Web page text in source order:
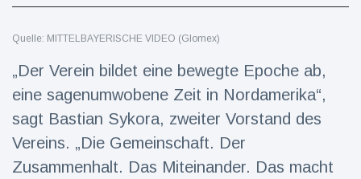
Neueste
Nachrichten
"Das alte
England":
Fans
frustriert
nach WM-
Aus
Aufrufe
Sorge um
Jungstorch
Quelle: MITTELBAYERISCHE VIDEO (Glomex)
„Der Verein bildet eine bewegte Epoche ab,
eine sagenumwobene Zeit in Nordamerika“,
sagt Bastian Sykora, zweiter Vorstand des
Vereins. „Die Gemeinschaft. Der
Zusammenhalt. Das Miteinander. Das macht